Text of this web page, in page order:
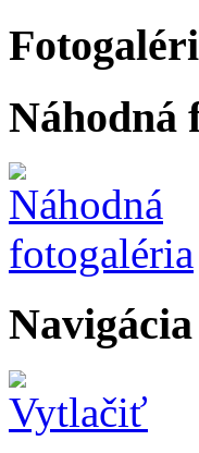
Náhodná
Navigácia